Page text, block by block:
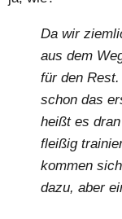
Da wir
aus dem
für den
schon das
heißt es
fleißig
kommen
dazu, aber